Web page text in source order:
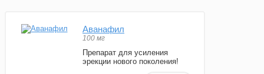
Аванафил
100 мг
Препарат для усиления
эрекции нового поколения!